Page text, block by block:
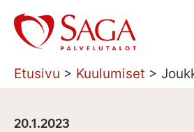
Siirry
sisältöön
Etusivu > Kuulumiset >
20.1.2023